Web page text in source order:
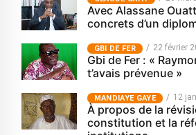
Avec Alassane
concrets d’un
GBI DE FER 22 février
Gbi de Fer : «
t’avais prévenue »
MANDIAYE GAYE 12
À propos de la
constitution et la